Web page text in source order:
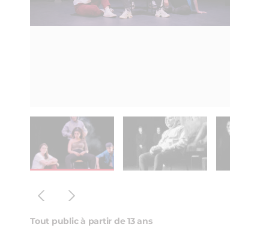
Tout public à partir de 13 ans